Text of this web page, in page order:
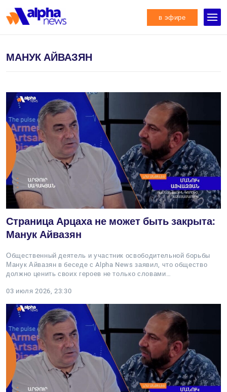
в эфире
МАНУК АЙВАЗЯН
Страница Арцаха не может быть закрыта:
Манук Айвазян
Общественный деятель и участник освободительной борьбы
Манук Айвазян в беседе с Alpha News заявил, что общество
должно ценить своих героев не только словами…
03 июля 2026, 23:30